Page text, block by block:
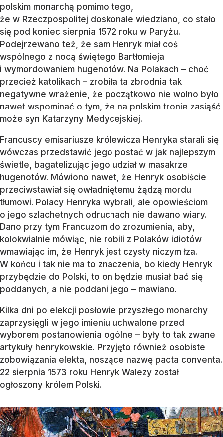
polskim monarchą pomimo tego,
że w Rzeczpospolitej doskonale wiedziano, co stało
się pod koniec sierpnia 1572 roku w Paryżu.
Podejrzewano też, że sam Henryk miał coś
wspólnego z nocą świętego Bartłomieja
i wymordowaniem hugenotów. Na Polakach – choć
przecież katolikach – zrobiła ta zbrodnia tak
negatywne wrażenie, że początkowo nie wolno było
nawet wspominać o tym, że na polskim tronie zasiąść
może syn Katarzyny Medycejskiej.
Francuscy emisariusze królewicza Henryka starali się
wówczas przedstawić jego postać w jak najlepszym
świetle, bagatelizując jego udział w masakrze
hugenotów. Mówiono nawet, że Henryk osobiście
przeciwstawiał się owładniętemu żądzą mordu
tłumowi. Polacy Henryka wybrali, ale opowieściom
o jego szlachetnych odruchach nie dawano wiary.
Dano przy tym Francuzom do zrozumienia, aby,
kolokwialnie mówiąc, nie robili z Polaków idiotów
wmawiając im, że Henryk jest czysty niczym łza.
W końcu i tak nie ma to znaczenia, bo kiedy Henryk
przybędzie do Polski, to on będzie musiał bać się
poddanych, a nie poddani jego – mawiano.
Kilka dni po elekcji posłowie przyszłego monarchy
zaprzysięgli w jego imieniu uchwalone przed
wyborem postanowienia ogólne – były to tak zwane
artykuły henrykowskie. Przyjęto również osobiste
zobowiązania elekta, noszące nazwę pacta conventa.
22 sierpnia 1573 roku Henryk Walezy został
ogłoszony królem Polski.